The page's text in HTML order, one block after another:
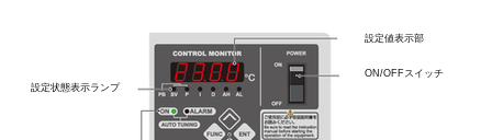
設定状態表示ランプ
設定値表示部
ON/OFFスイッチ